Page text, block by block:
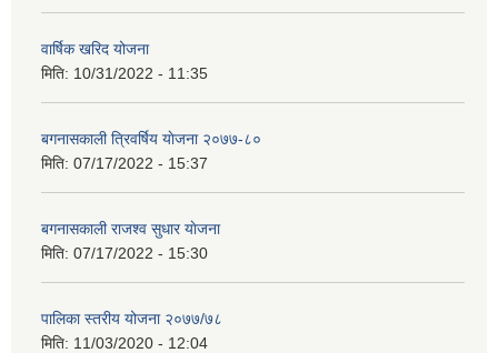
वार्षिक खरिद योजना
मिति: 10/31/2022 - 11:35
बगनासकाली त्रिवर्षिय याेजना २०७७-८०
मिति: 07/17/2022 - 15:37
बगनासकाली राजश्व सुधार याेजना
मिति: 07/17/2022 - 15:30
पालिका स्तरीय योजना २०७७/७८
मिति: 11/03/2020 - 12:04